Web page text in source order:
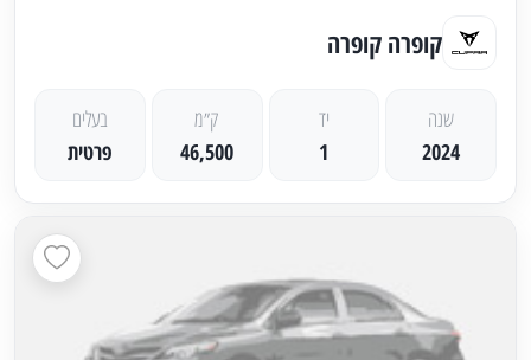
קופרה קופרה
שנה
2024
יד
1
ק״מ
46,500
בעלים
פרטית